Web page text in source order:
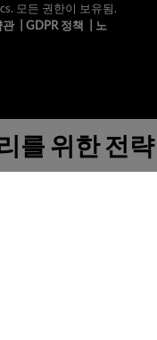
모든 권한이 보유됨.
관| GDPR 정책
노
를 위한 전략